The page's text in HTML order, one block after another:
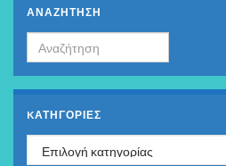
ΑΝΑΖΗΤΗΣΗ
Search for:
KΑΤΗΓΟΡΊΕΣ
Kατηγορίες